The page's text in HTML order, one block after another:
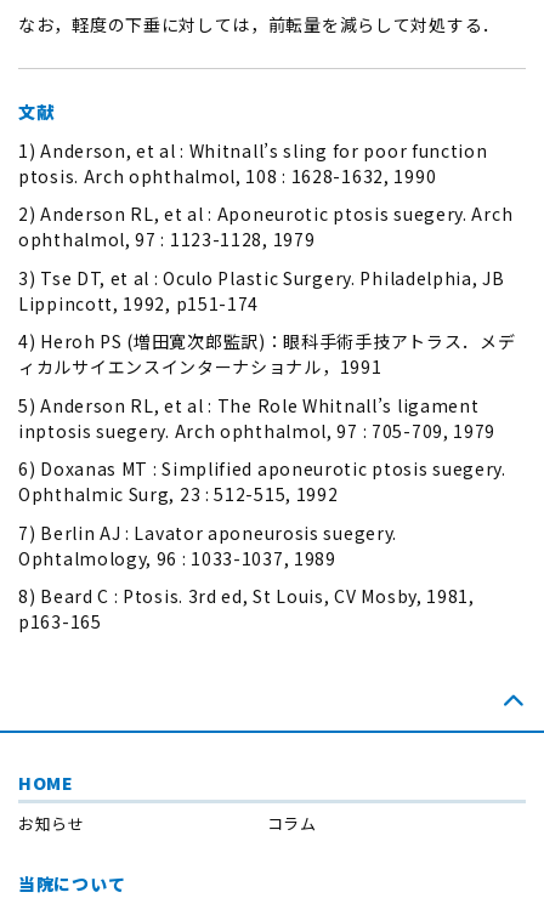
なお，軽度の下垂に対しては，前転量を減らして対処する．
文献
1) Anderson, et al : Whitnall’s sling for poor function
ptosis. Arch ophthalmol, 108 : 1628-1632, 1990
2) Anderson RL, et al : Aponeurotic ptosis suegery. Arch
ophthalmol, 97 : 1123-1128, 1979
3) Tse DT, et al : Oculo Plastic Surgery. Philadelphia, JB
Lippincott, 1992, p151-174
4) Heroh PS (増田寛次郎監訳)：眼科手術手技アトラス．メデ
ィカルサイエンスインターナショナル，1991
5) Anderson RL, et al : The Role Whitnall’s ligament
inptosis suegery. Arch ophthalmol, 97 : 705-709, 1979
6) Doxanas MT : Simplified aponeurotic ptosis suegery.
Ophthalmic Surg, 23 : 512-515, 1992
7) Berlin AJ : Lavator aponeurosis suegery.
Ophtalmology, 96 : 1033-1037, 1989
8) Beard C : Ptosis. 3rd ed, St Louis, CV Mosby, 1981,
p163-165
HOME
お知らせ コラム
当院について